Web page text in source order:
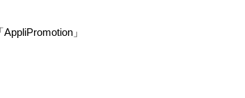
AppliPromotion 」